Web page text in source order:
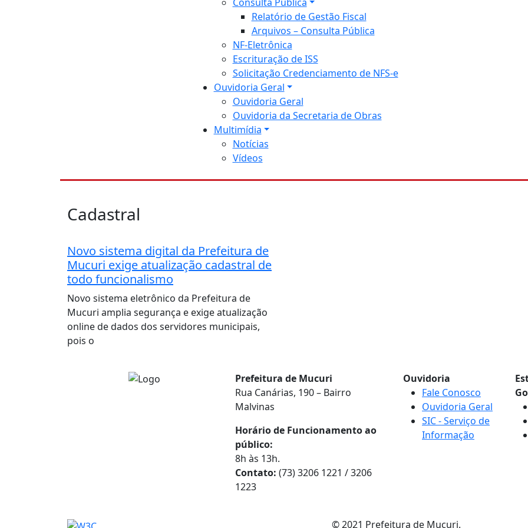
Relatório de Gestão Fiscal
Arquivos – Consulta Pública
NF-Eletrônica
Escrituração de ISS
Solicitação Credenciamento de NFS-e
Ouvidoria Geral
Ouvidoria Geral
Ouvidoria da Secretaria de Obras
Multimídia
Notícias
Vídeos
Cadastral
Novo sistema digital da Prefeitura de
Mucuri exige atualização cadastral de
todo funcionalismo
Novo sistema eletrônico da Prefeitura de
Mucuri amplia segurança e exige atualização
online de dados dos servidores municipais,
pois o
Prefeitura de Mucuri
Rua Canárias, 190 – Bairro
Malvinas
Horário de Funcionamento ao
público:
8h às 13h.
Contato: (73) 3206 1221 / 3206
1223
Ouvidoria
Fale Conosco
Ouvidoria Geral
SIC - Serviço de
Informação
© 2021 Prefeitura de Mucuri.